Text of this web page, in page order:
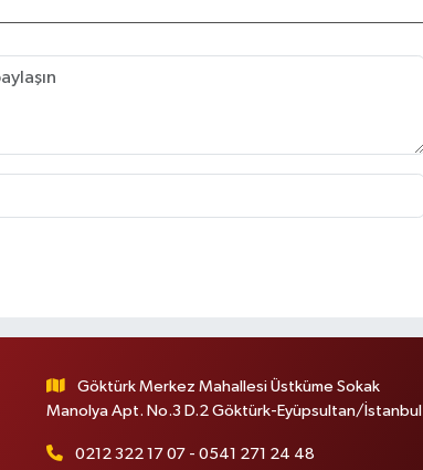
Göktürk Merkez Mahallesi Üstküme Sokak
Manolya Apt. No.3 D.2 Göktürk-Eyüpsultan/İstanbul
0212 322 17 07 - 0541 271 24 48